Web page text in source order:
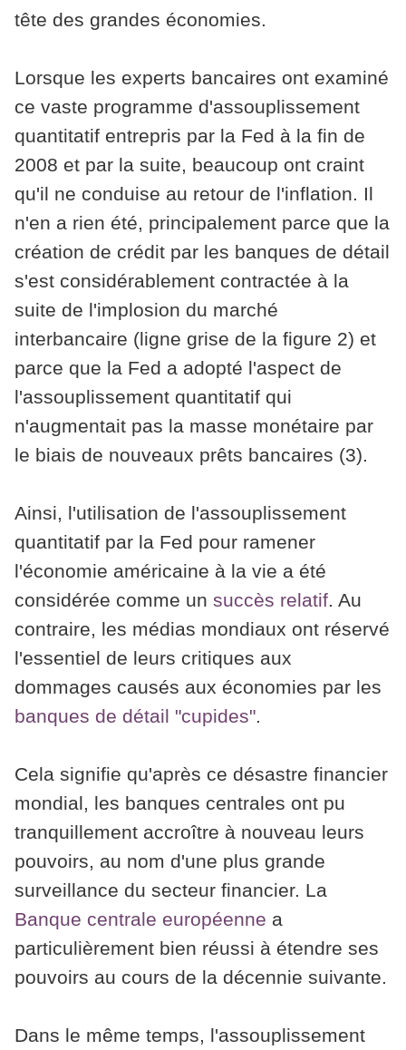
tête des grandes économies.
Lorsque les experts bancaires ont examiné
ce vaste programme d'assouplissement
quantitatif entrepris par la Fed à la fin de
2008 et par la suite, beaucoup ont craint
qu'il ne conduise au retour de l'inflation. Il
n'en a rien été, principalement parce que la
création de crédit par les banques de détail
s'est considérablement contractée à la
suite de l'implosion du marché
interbancaire (ligne grise de la figure 2) et
parce que la Fed a adopté l'aspect de
l'assouplissement quantitatif qui
n'augmentait pas la masse monétaire par
le biais de nouveaux prêts bancaires (3).
Ainsi, l'utilisation de l'assouplissement
quantitatif par la Fed pour ramener
l'économie américaine à la vie a été
considérée comme un succès relatif. Au
contraire, les médias mondiaux ont réservé
l'essentiel de leurs critiques aux
dommages causés aux économies par les
banques de détail "cupides".
Cela signifie qu'après ce désastre financier
mondial, les banques centrales ont pu
tranquillement accroître à nouveau leurs
pouvoirs, au nom d'une plus grande
surveillance du secteur financier. La
Banque centrale européenne a
particulièrement bien réussi à étendre ses
pouvoirs au cours de la décennie suivante.
Dans le même temps, l'assouplissement